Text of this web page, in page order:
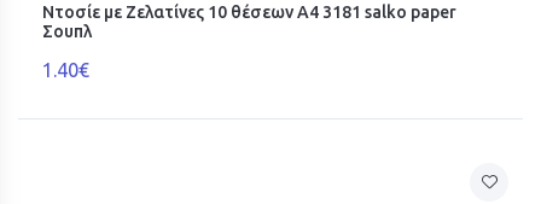
Ντοσίε με Ζελατίνες 10 θέσεων Α4 3181 salko paper
Σουπλ
1.40€